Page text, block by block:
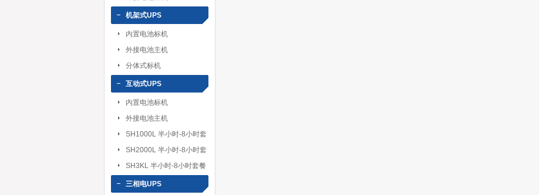
机架式UPS
内置电池标机
外接电池主机
分体式标机
互动式UPS
内置电池标机
外接电池主机
SH1000L 半小时-8小时套
餐
SH2000L 半小时-8小时套
餐
SH3KL 半小时-8小时套餐
三相电UPS